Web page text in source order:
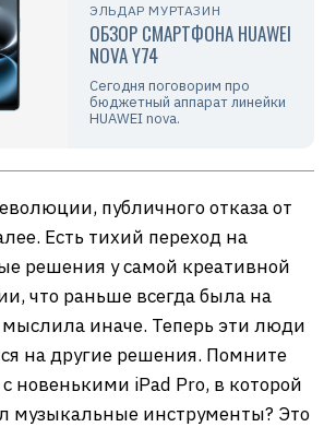
ЭЛЬДАР МУРТАЗИН
ОБЗОР СМАРТФОНА HUAWEI
NOVA Y74
Сегодня поговорим про
бюджетный аппарат линейки
HUAWEI nova.
публичного отказа от
Есть тихий переход на
решения у самой креативной
что раньше всегда была на
мыслила иначе. Теперь эти люди
на другие решения. Помните
новенькими iPad Pro, в которой
музыкальные инструменты? Это